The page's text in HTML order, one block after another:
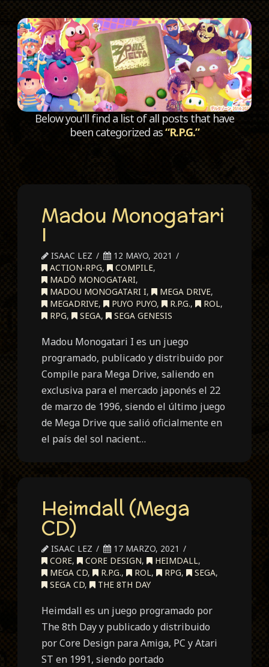
Below you'll find a list of all posts that have
been categorized as“R.P.G.”
Madou Monogatari
I
ISAAC LEZ
12 MAYO, 2021
ACTION-RPG, COMPILE,
MADŌ MONOGATARI,
MADOU MONOGATARI I, MEGA DRIVE,
MEGADRIVE, PUYO PUYO, R.P.G., ROL,
RPG, SEGA, SEGA GENESIS
Madou Monogatari I es un juego
programado, publicado y distribuido por
Compile para Mega Drive, saliendo en
exclusiva para el mercado japonés el 22
de marzo de 1996, siendo el último juego
de Mega Drive que salió oficialmente en
el país del sol nacient…
Heimdall (Mega
CD)
ISAAC LEZ
17 MARZO, 2021
CORE, CORE DESIGN, HEIMDALL,
MEGA CD, R.P.G., ROL, RPG, SEGA,
SEGA CD, THE 8TH DAY
Heimdall es un juego programado por
The 8th Day y publicado y distribuido
por Core Design para Amiga, PC y Atari
ST en 1991, siendo portado